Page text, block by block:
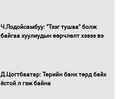
Автобензин, дизель түлшний онцгой
Ч.Лодойсамбуу: "Тээг тушаа" болж
байгаа хуулиудын өөрчлөлт хэзээ вэ
Д.Цогтбаатар: Төрийн банк төрд байх
ёстой л гэж байна